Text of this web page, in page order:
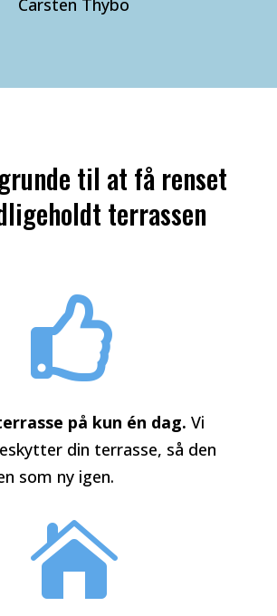
til at få renset
terrassen

på kun én dag. Vi
din terrasse, så den
som ny igen.
